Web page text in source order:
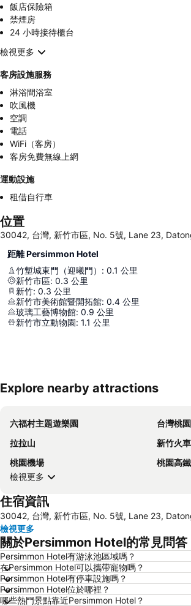
飯店保險箱
禁煙房
24 小時接待櫃台
檢視更多
客房設施服務
淋浴間浴室
吹風機
空調
電話
WiFi（客房）
客房免費無線上網
運動設施
租借自行車
位置
30042, 台灣, 新竹市區, No. 5號, Lane 23,
距離 Persimmon Hotel
竹塹城東門（迎曦門） : 0.1 公里
新竹市區: 0.3 公里
新竹: 0.3 公里
新竹市美術館暨開拓館: 0.4 公里
玻璃工藝博物館: 0.9 公里
新竹市立動物園: 1.1 公里
Explore nearby attractions
六福村主題遊樂園 台灣桃
拉拉山
新竹火
桃園機場
桃園高
檢視更多
住宿資訊
30042, 台灣, 新竹市區, No. 5號, Lane 23,
檢視更多
關於Persimmon Hotel的常見問答
Persimmon Hotel有游泳池區域嗎？
在Persimmon Hotel可以攜帶寵物嗎？
Persimmon Hotel有停車設施嗎？
Persimmon Hotel位於哪裡？
哪些熱門景點靠近Persimmon Hotel？